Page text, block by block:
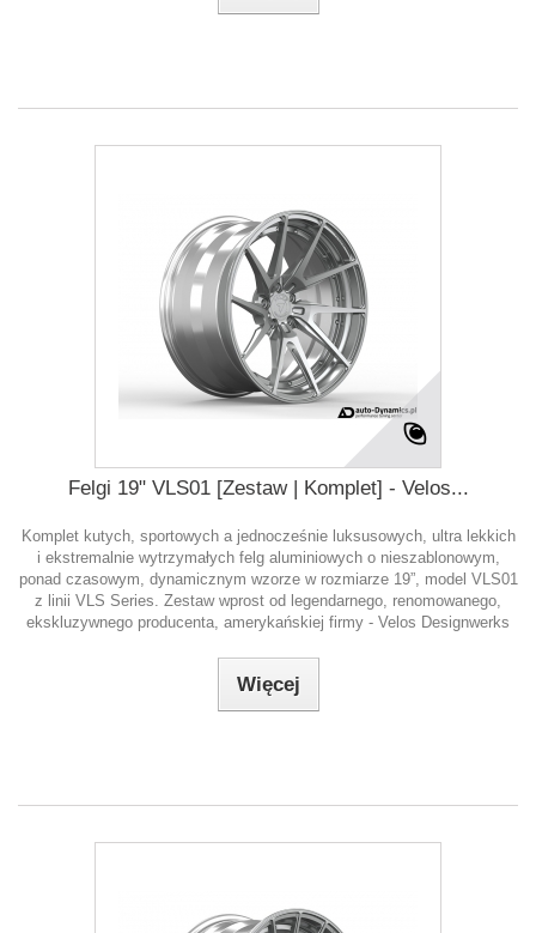
Felgi 19" VLS01 [Zestaw | Komplet] - Velos...
Komplet kutych, sportowych a jednocześnie luksusowych, ultra lekkich
i ekstremalnie wytrzymałych felg aluminiowych o nieszablonowym,
ponad czasowym, dynamicznym wzorze w rozmiarze 19”, model VLS01
z linii VLS Series. Zestaw wprost od legendarnego, renomowanego,
ekskluzywnego producenta, amerykańskiej firmy - Velos Designwerks
Więcej